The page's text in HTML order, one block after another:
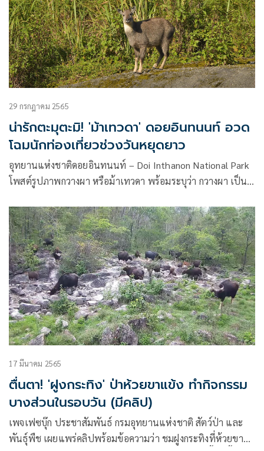
29 กรกฎาคม 2565
น่ารักตะมุตะมิ! 'ม้าเทวดา' ดอยอินทนนท์ อวด
โฉมนักท่องเที่ยวช่วงวันหยุดยาว
อุทยานแห่งชาติดอยอินทนนท์ – Doi Inthanon National Park
โพสต์รูปภาพกวางผา หรือม้าเทวดา พร้อมระบุว่า กวางผา เป็น 1
ช่วงวันหยุดยาว บริเวณจุดชมวิว
17 มีนาคม 2565
ตื่นตา! 'ฝูงกระทิง' ป่าห้วยขาแข้ง ทำกิจกรรม
บางส่วนในรอบวัน (มีคลิป)
เพจเฟซบุ๊ก ประชาสัมพันธ์ กรมอุทยานแห่งชาติ สัตว์ป่า และ
พันธุ์พืช เผยแพร่คลิปพร้อมข้อความว่า ชมฝูงกระทิงที่ห้วยขา